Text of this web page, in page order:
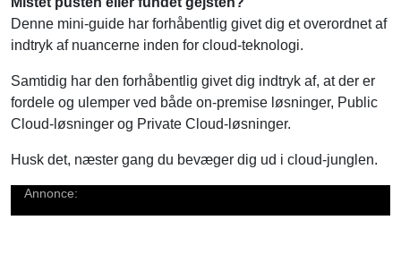
indtryk af nuancerne inden for cloud-teknologi.
Samtidig har den forhåbentlig givet dig indtryk af, at der er
Cloud-løsninger og Private Cloud-løsninger.
Husk det, næster gang du bevæger dig ud i cloud-junglen.
Annonce: